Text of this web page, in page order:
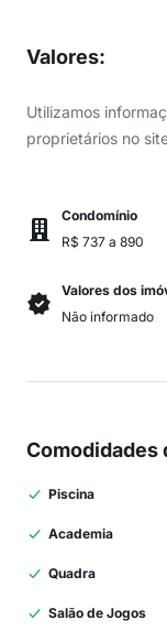
Valores:
Utilizamos
proprietários no
Condomínio
R$ 737 a 890
Valores dos
Não informado
Comodidades
Piscina
Academia
Quadra
Salão de Jogos